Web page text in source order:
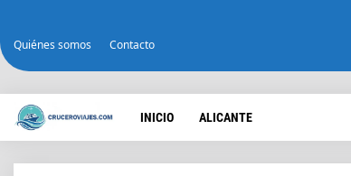
Quiénes somos Contacto
INICIO ALICANTE